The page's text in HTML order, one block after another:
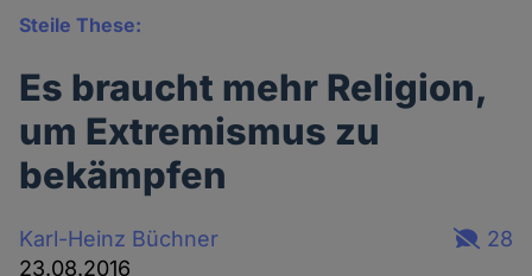
Steile These:
Es braucht mehr Religion,
um Extremismus zu
bekämpfen
Karl-Heinz Büchner
23.08.2016
28